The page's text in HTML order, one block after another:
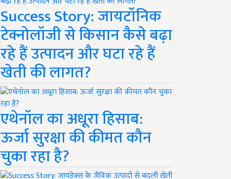
Success Story: जायटॉनिक
टेक्नोलॉजी से किसान कैसे बढ़ा
रहे हैं उत्पादन और घटा रहे हैं
खेती की लागत?
एथेनॉल का अधूरा हिसाब:
ऊर्जा सुरक्षा की कीमत कौन
चुका रहा है?